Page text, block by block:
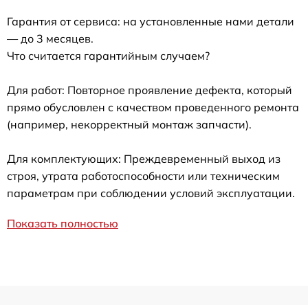
Гарантия от сервиса: на установленные нами детали
— до 3 месяцев.
Что считается гарантийным случаем?
Для работ: Повторное проявление дефекта, который
прямо обусловлен с качеством проведенного ремонта
(например, некорректный монтаж запчасти).
Для комплектующих: Преждевременный выход из
строя, утрата работоспособности или техническим
параметрам при соблюдении условий эксплуатации.
Показать полностью